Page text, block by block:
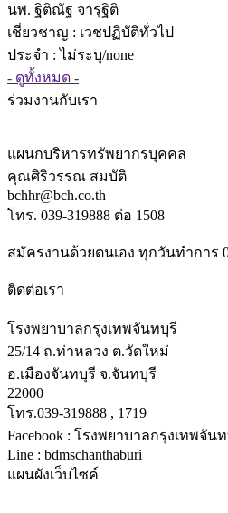
นพ. ฐิติณัฐ จารุฐิติ
เชี่ยวชาญ : เวชปฏิบัติทั่วไป
ประจำ : ไม่ระบุ/none
- ดูทั้งหมด -
ร่วมงานกับเรา
แผนกบริหารทรัพยากรบุคคล
คุณศิริวรรณ สมบัติ
bchhr@bch.co.th
โทร. 039-319888 ต่อ 1508
สมัครงานด้วยตนเอง ทุกวันทำการ
ติดต่อเรา
โรงพยาบาลกรุงเทพจันทบุรี
25/14 ถ.ท่าหลวง ต.วัดใหม่
อ.เมืองจันทบุรี จ.จันทบุรี
22000
โทร.039-319888 , 1719
Facebook : โรงพยาบาลกรุงเทพจัน
Line : bdmschanthaburi
แผนผังเว็บไซค์